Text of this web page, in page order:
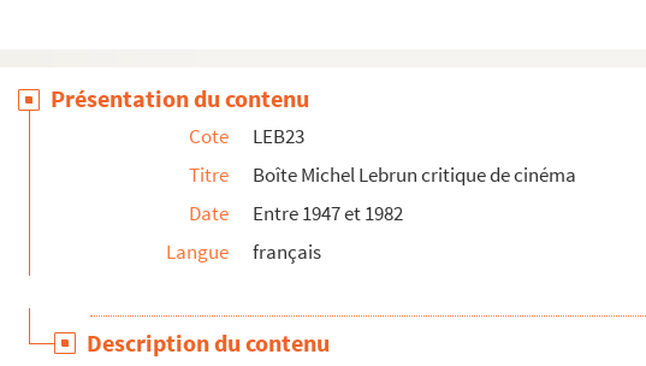
1953
Charlots
Présentation du contenu
Cote
LEB23
Titre
Boîte Michel Lebrun critique de cinéma
Date
Entre 1947 et 1982
Langue
français
Description du contenu